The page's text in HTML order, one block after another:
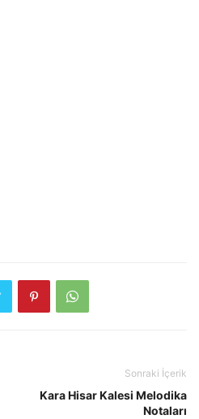
Sonraki İçerik
Kara Hisar Kalesi Melodika
Notaları